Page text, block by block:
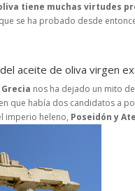
tiene muchas virtudes
se ha probado desde
aceite de oliva virgen
nos ha dejado un mito
que había dos candidatos a
imperio heleno, Poseidón y